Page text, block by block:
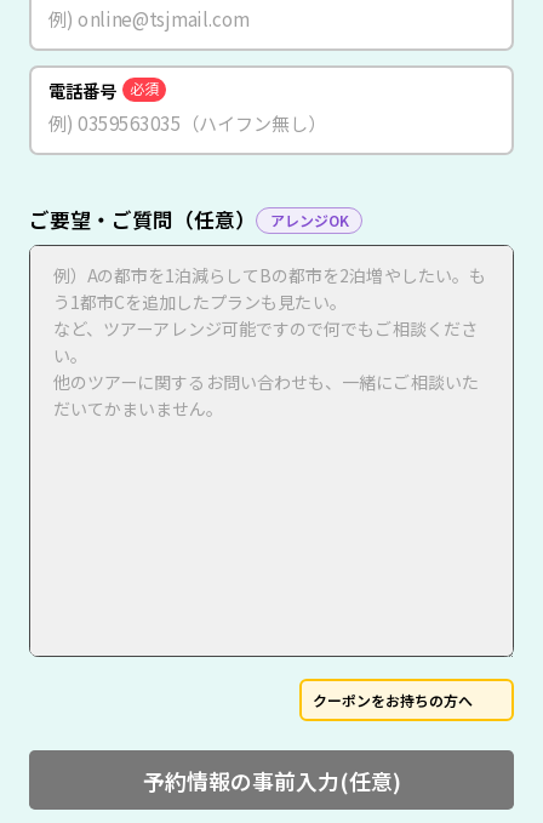
電話番号 必須
ご要望・ご質問（任意） アレンジOK
クーポンをお持ちの方へ
予約情報の事前入力(任意)